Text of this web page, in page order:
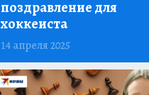
поздравление для
хоккеиста
14 апреля 2025